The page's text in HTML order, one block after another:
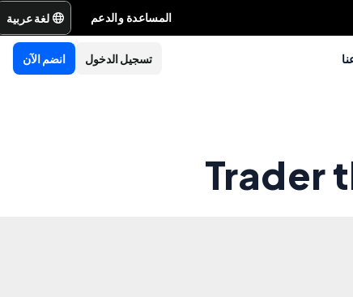
المساعدة والدعم لغة عربية
انضم الآن تسجيل الدخول
Trader